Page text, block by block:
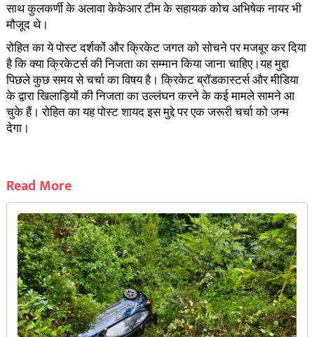
साथ कुलकर्णी के अलावा केकेआर टीम के सहायक कोच अभिषेक नायर भी
मौजूद थे।
रोहित का ये पोस्ट दर्शकों और क्रिकेट जगत को सोचने पर मजबूर कर दिया
है कि क्या क्रिकेटर्स की निजता का सम्मान किया जाना चाहिए।यह मुद्दा
पिछले कुछ समय से चर्चा का विषय है। क्रिकेट ब्रॉडकास्टर्स और मीडिया
के द्वारा खिलाड़ियों की निजता का उल्लंघन करने के कई मामले सामने आ
चुके हैं। रोहित का यह पोस्ट शायद इस मुद्दे पर एक जरूरी चर्चा को जन्म
देगा।
Read More